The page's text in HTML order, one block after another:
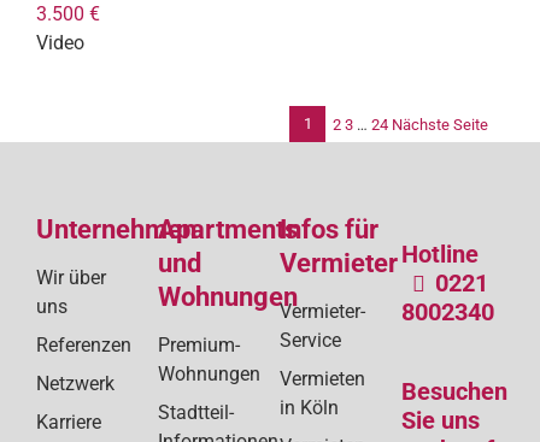
3.500 €
Video
1 2 3 … 24 Nächste Seite
Unternehmen
Wir über
uns
Referenzen
Netzwerk
Karriere
Apartments
und
Wohnungen
Premium-
Wohnungen
Stadtteil-
Infos für
Vermieter
Vermieter-
Service
Vermieten
in Köln
Hotline
0221
8002340
Besuchen
Sie uns